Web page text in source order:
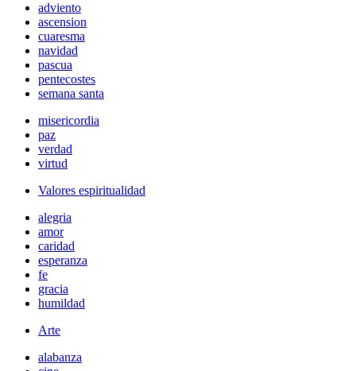
adviento
ascension
cuaresma
navidad
pascua
pentecostes
semana santa
misericordia
paz
verdad
virtud
Valores espiritualidad
alegria
amor
caridad
esperanza
fe
gracia
humildad
Arte
alabanza